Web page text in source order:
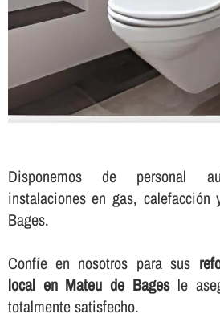
Disponemos de personal
instalaciones en gas, calefacción
Bages.
Confí­e en nosotros para sus
local en Mateu de Bagesle
totalmente satisfecho.